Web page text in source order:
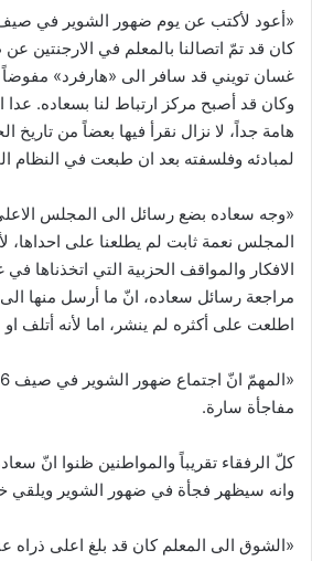
كان قد تمّ اتصالنا بالمعلم في الارجنتين
غسان تويني قد سافر الى «هارفرد» مفوضاً
وكان قد أصبح مركز ارتباط لنا بسعاده. عدا
هامة جداً، لا نزال نقرأ فيها بعضاً من
لمبادئه وفلسفته بعد ان طبعت في النظام
«وجه سعاده بضع رسائل الى المجلس
المجلس نعمة ثابت لم يطلعنا على احداها،
الافكار والمواقف الحزبية التي اتخذناها
مراجعة رسائل سعاده، انّ ما أرسل منها
اطلعت على أكثره لم ينشر، اما لأنه أتلف او
مفاجأة سارة.
كلّ الرفقاء تقريباً والمواطنين ظنوا انّ
وانه سيظهر فجأة في ضهور الشوير ويلقي
«الشوق الى المعلم كان قد بلغ اعلى ذراه